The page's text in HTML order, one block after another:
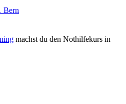
Bern
machst du den Nothilfekurs in